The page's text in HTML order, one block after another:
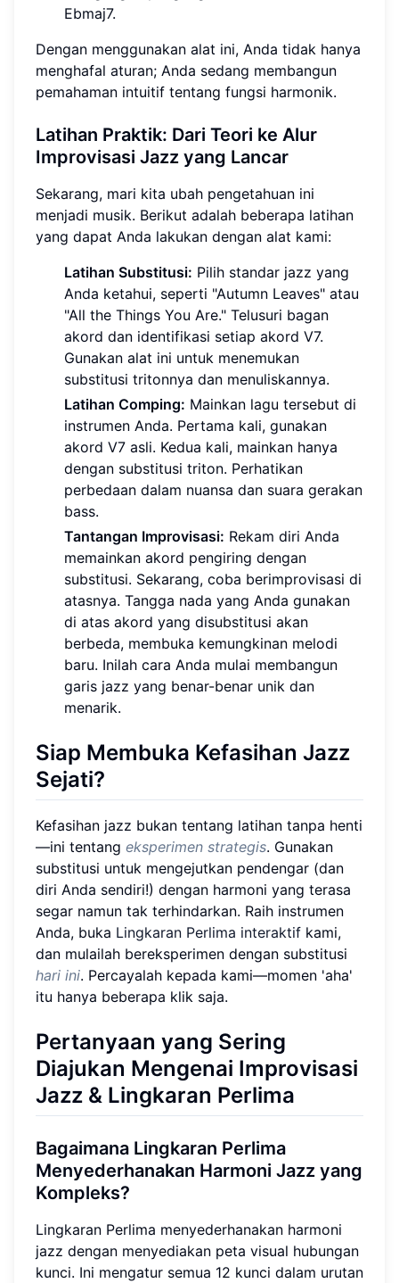
Ebmaj7.
Dengan menggunakan alat ini, Anda tidak hanya
menghafal aturan; Anda sedang membangun
pemahaman intuitif tentang fungsi harmonik.
Latihan Praktik: Dari Teori ke Alur
Improvisasi Jazz yang Lancar
Sekarang, mari kita ubah pengetahuan ini
menjadi musik. Berikut adalah beberapa latihan
yang dapat Anda lakukan dengan alat kami:
Latihan Substitusi: Pilih standar jazz yang
Anda ketahui, seperti "Autumn Leaves" atau
"All the Things You Are." Telusuri bagan
akord dan identifikasi setiap akord V7.
Gunakan alat ini untuk menemukan
substitusi tritonnya dan menuliskannya.
Latihan Comping: Mainkan lagu tersebut di
instrumen Anda. Pertama kali, gunakan
akord V7 asli. Kedua kali, mainkan hanya
dengan substitusi triton. Perhatikan
perbedaan dalam nuansa dan suara gerakan
bass.
Tantangan Improvisasi: Rekam diri Anda
memainkan akord pengiring dengan
substitusi. Sekarang, coba berimprovisasi di
atasnya. Tangga nada yang Anda gunakan
di atas akord yang disubstitusi akan
berbeda, membuka kemungkinan melodi
baru. Inilah cara Anda mulai membangun
garis jazz yang benar-benar unik dan
menarik.
Siap Membuka Kefasihan Jazz
Sejati?
Kefasihan jazz bukan tentang latihan tanpa henti
—ini tentang eksperimen strategis. Gunakan
substitusi untuk mengejutkan pendengar (dan
diri Anda sendiri!) dengan harmoni yang terasa
segar namun tak terhindarkan. Raih instrumen
Anda, buka Lingkaran Perlima interaktif kami,
dan mulailah bereksperimen dengan substitusi
hari ini. Percayalah kepada kami—momen 'aha'
itu hanya beberapa klik saja.
Pertanyaan yang Sering
Diajukan Mengenai Improvisasi
Jazz & Lingkaran Perlima
Bagaimana Lingkaran Perlima
Menyederhanakan Harmoni Jazz yang
Kompleks?
Lingkaran Perlima menyederhanakan harmoni
jazz dengan menyediakan peta visual hubungan
kunci. Ini mengatur semua 12 kunci dalam urutan